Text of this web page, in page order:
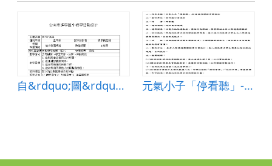
自&rdquo;圖&rdquo;其說 元氣小子「停看聽」-社會技巧課程方案設計